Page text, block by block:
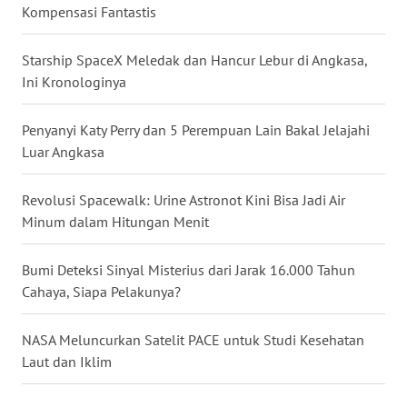
Kompensasi Fantastis
Starship SpaceX Meledak dan Hancur Lebur di Angkasa,
Ini Kronologinya
Penyanyi Katy Perry dan 5 Perempuan Lain Bakal Jelajahi
Luar Angkasa
Revolusi Spacewalk: Urine Astronot Kini Bisa Jadi Air
Minum dalam Hitungan Menit
Bumi Deteksi Sinyal Misterius dari Jarak 16.000 Tahun
Cahaya, Siapa Pelakunya?
NASA Meluncurkan Satelit PACE untuk Studi Kesehatan
Laut dan Iklim
WN
SUMSEL
WN
BENGKULU
WN
LAMPUNG
WN
JATENG